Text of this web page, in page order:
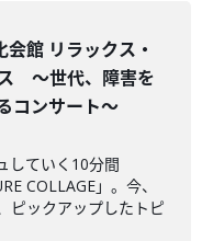
館 リラックス・
～世代、障害を
コンサート～
していく10分間
COLLAGE」。今、
ピックアップしたトピ